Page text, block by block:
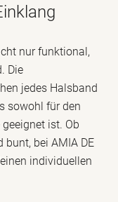
nur funktional,
Die
jedes Halsband
sowohl für den
ist. Ob
bei AMIA DE
individuellen